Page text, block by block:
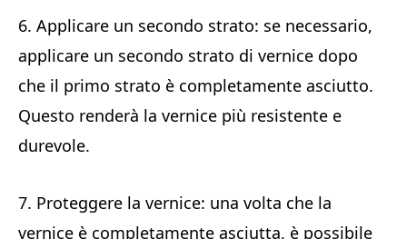
6. Applicare un secondo strato: se necessario,
applicare un secondo strato di vernice dopo
che il primo strato è completamente asciutto.
Questo renderà la vernice più resistente e
durevole.
7. Proteggere la vernice: una volta che la
vernice è completamente asciutta, è possibile